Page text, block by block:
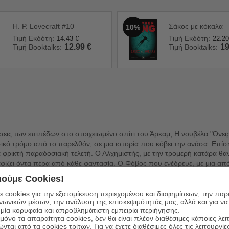
H. P. Lovecraft #10
Τιμή Εκδότη: 14.43 €
Τιμή Booktalks: 12.99 €
10%
Σάκος με κόκαλα
Τιμή Εκδότη: 22.20
Τιμή Booktalks:
των επιπέδων στο στοιχειωμένο σπίτι του Άρκαμ; Η νουβέλα
τρόμο από το παρελθόν, σε μια ιστορία που κόβει την ανάσα.
παραδοσιακή τελετή. Ο Αλχημιστής, με την τρομερή κατάρα
όντα πέρα από κάθε φαντασία. Ο Φόβος που ενέδρευε, με μια
"Ο Ναός", που εκτυλίσσεται σε ένα γερμανικό υποβρύχιο κατά
την αρχαία Αρκαδία, πατρίδα του Πάνα και των πανέμορφων μα
Cookies!
cookies για την εξατομίκευση περιεχομένου και διαφημίσεων, την
μέσων, την ανάλυση της επισκεψιμότητάς μας, αλλά και για
κορυφαία και απροβλημάτιστη εμπειρία περιήγησης.
τα απαραίτητα cookies, δεν θα είναι πλέον διαθέσιμες κάποιες
από τα cookies τρίτων. Για να έχετε διαθέσιμες όλες τις